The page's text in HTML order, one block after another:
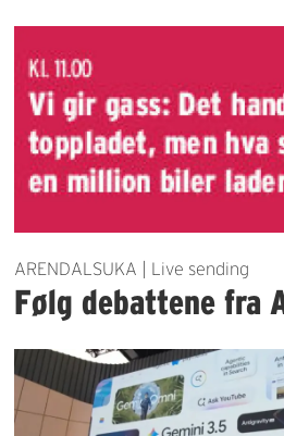
ARENDALSUKA | Live sending
Følg debattene fra